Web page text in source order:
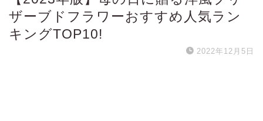
ザーブドフラワーおすすめ人気ラン
キングTOP10!
2022年12月5日